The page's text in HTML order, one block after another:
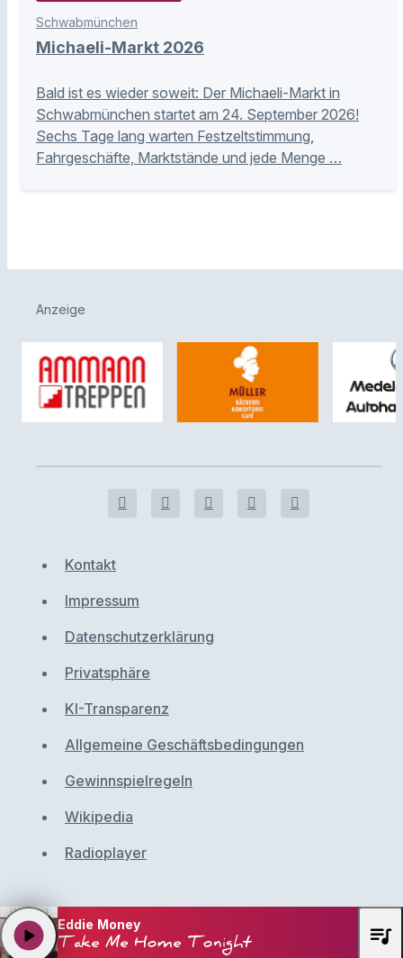
Schwabmünchen
Michaeli-Markt 2026
Bald ist es wieder soweit: Der Michaeli-Markt in
Schwabmünchen startet am 24. September 2026!
Sechs Tage lang warten Festzeltstimmung,
Fahrgeschäfte, Marktstände und jede Menge …
Anzeige
Kontakt
Impressum
Datenschutzerklärung
Privatsphäre
KI-Transparenz
Allgemeine Geschäftsbedingungen
Gewinnspielregeln
Wikipedia
Radioplayer
Eddie Money
Take Me Home Tonight
play_arrow queue_music